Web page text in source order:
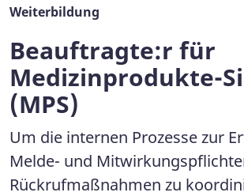
Weiterbildung
Beauftragte:r für
Medizinprodukte-
(MPS)
Um die internen Prozesse zur
Melde- und
Rückrufmaßnahmen zu